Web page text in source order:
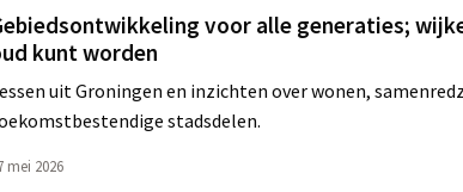
voor alle generaties;
kunt worden
uit Groningen en inzichten over wonen,
stadsdelen.
mei 2026